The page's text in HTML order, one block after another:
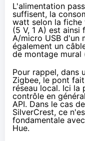
L'alimentation
suffisent, la
watt selon la fiche
(5 V, 1 A) est ainsi
A/micro USB d'un
également un
de montage mural
Pour rappel, dans
Zigbee, le pont
réseau local. Ici la
contrôle en
API. Dans le cas
SilverCrest, ce
fondamentale
Hue.